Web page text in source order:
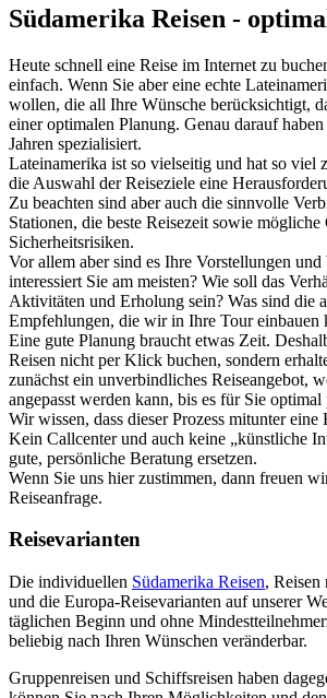
Südamerika Reisen -
Heute schnell eine Reise im Internet zu
einfach. Wenn Sie aber eine echte
wollen, die all Ihre Wünsche berücksichtigt,
einer optimalen Planung. Genau darauf
Jahren spezialisiert.
Lateinamerika ist so vielseitig und hat so viel
die Auswahl der Reiseziele eine
Zu beachten sind aber auch die sinnvolle
Stationen, die beste Reisezeit sowie mögliche
Sicherheitsrisiken.
Vor allem aber sind es Ihre Vorstellungen und
interessiert Sie am meisten? Wie soll das
Aktivitäten und Erholung sein? Was sind die
Empfehlungen, die wir in Ihre Tour einbauen
Eine gute Planung braucht etwas Zeit.
Reisen nicht per Klick buchen, sondern
zunächst ein unverbindliches Reiseangebot,
angepasst werden kann, bis es für Sie optimal
Wir wissen, dass dieser Prozess mitunter eine
Kein Callcenter und auch keine „künstliche
gute, persönliche Beratung ersetzen.
Wenn Sie uns hier zustimmen, dann freuen
Reiseanfrage.
Reisevarianten
Die individuellen Südamerika Reisen, Reisen
und die Europa-Reisevarianten auf unserer
täglichen Beginn und ohne
beliebig nach Ihren Wünschen veränderbar.
Gruppenreisen und Schiffsreisen haben